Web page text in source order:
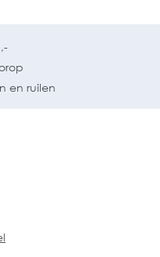
en ruilen